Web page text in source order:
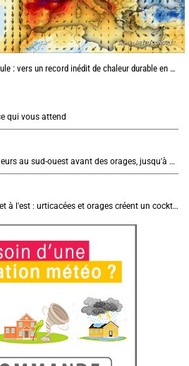
vers un record inédit de chaleur durable en France
qui vous attend
Météo demain : très fortes chaleurs au sud-ouest avant des orages, jusqu'à 39°C
Pic allergique critique au nord et à l'est : urticacées et orages créent un cocktail explosif